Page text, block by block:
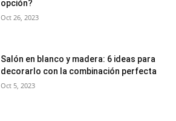
opción?
Oct 26, 2023
Salón en blanco y madera: 6 ideas para
decorarlo con la combinación perfecta
Oct 5, 2023